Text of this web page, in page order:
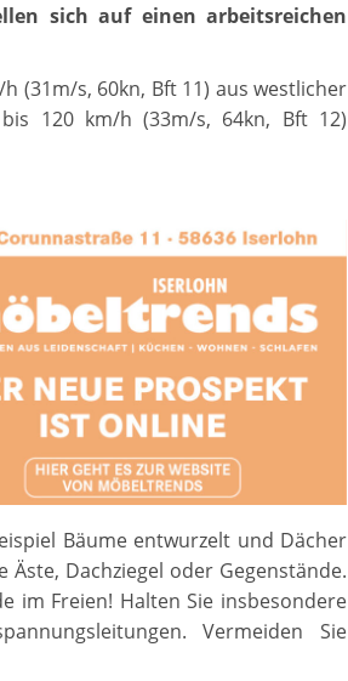
sich auf einen arbeitsreichen
(31m/s, 60kn, Bft 11) aus westlicher
120 km/h (33m/s, 64kn, Bft 12)
Bäume entwurzelt und Dächer
Dachziegel oder Gegenstände.
im Freien! Halten Sie insbesondere
Vermeiden Sie